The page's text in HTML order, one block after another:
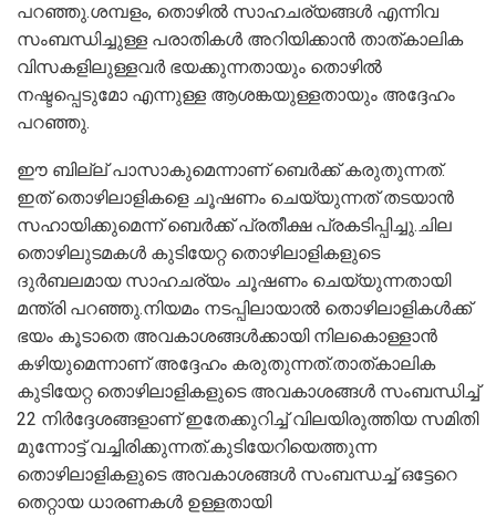
പറഞ്ഞു.ശമ്പളം, തൊഴിൽ സാഹചര്യങ്ങൾ എന്നിവ
സംബന്ധിച്ചുള്ള പരാതികൾ അറിയിക്കാൻ താത്കാലിക
വിസകളിലുള്ളവർ ഭയക്കുന്നതായും തൊഴിൽ
നഷ്ടപ്പെടുമോ എന്നുള്ള ആശങ്കയുള്ളതായും അദ്ദേഹം
പറഞ്ഞു.
ഈ ബില്ല് പാസാകുമെന്നാണ് ബെർക്ക് കരുതുന്നത്.
ഇത് തൊഴിലാളികളെ ചൂഷണം ചെയ്യുന്നത് തടയാൻ
സഹായിക്കുമെന്ന് ബെർക്ക് പ്രതീക്ഷ പ്രകടിപ്പിച്ചു.ചില
തൊഴിലുടമകൾ കുടിയേറ്റ തൊഴിലാളികളുടെ
ദുർബലമായ സാഹചര്യം ചൂഷണം ചെയ്യുന്നതായി
മന്ത്രി പറഞ്ഞു.നിയമം നടപ്പിലായാൽ തൊഴിലാളികൾക്ക്
ഭയം കൂടാതെ അവകാശങ്ങൾക്കായി നിലകൊള്ളാൻ
കഴിയുമെന്നാണ് അദ്ദേഹം കരുതുന്നത്.താത്കാലിക
കുടിയേറ്റ തൊഴിലാളികളുടെ അവകാശങ്ങൾ സംബന്ധിച്ച്
22 നിർദ്ദേശങ്ങളാണ് ഇതേക്കുറിച്ച് വിലയിരുത്തിയ സമിതി
മുന്നോട്ട് വച്ചിരിക്കുന്നത്.കുടിയേറിയെത്തുന്ന
തൊഴിലാളികളുടെ അവകാശങ്ങൾ സംബന്ധച്ച് ഒട്ടേറെ
തെറ്റായ ധാരണകൾ ഉള്ളതായി